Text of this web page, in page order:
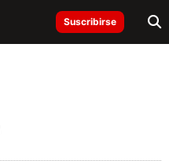
Suscribirse